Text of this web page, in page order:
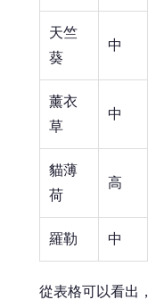
天竺
葵
中
薰衣
草
中
貓薄
荷
高
羅勒 中
從表格可以看出